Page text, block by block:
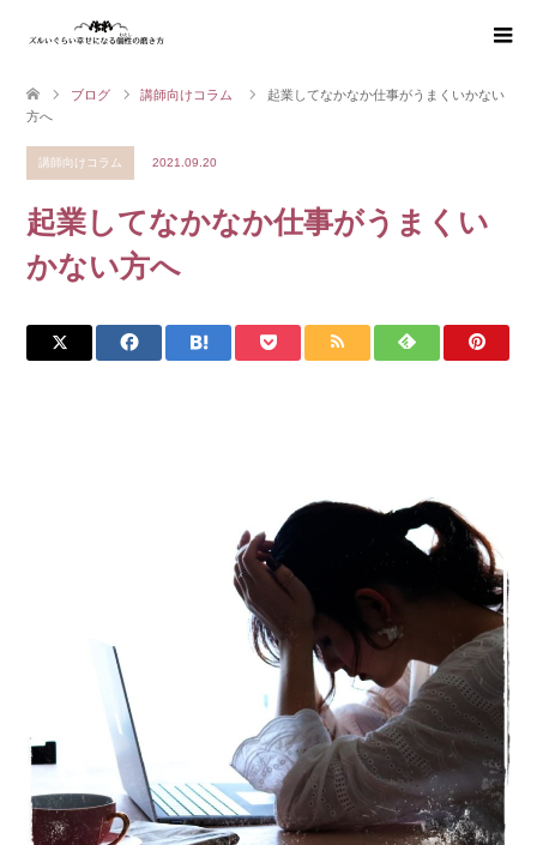
ブログ 講師向けコラム
起業してなかなか仕事がうまくいかない
方へ
講師向けコラム 2021.09.20
起業してなかなか仕事がうまくい
かない方へ